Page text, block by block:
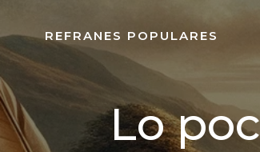
REFRANES POPULARES
Lo